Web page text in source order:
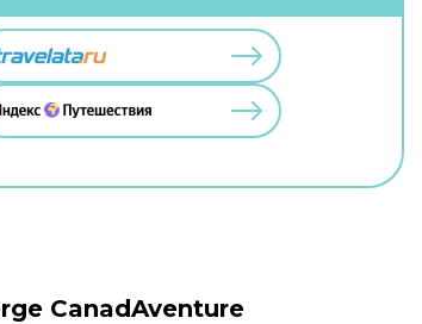
CanadAventure